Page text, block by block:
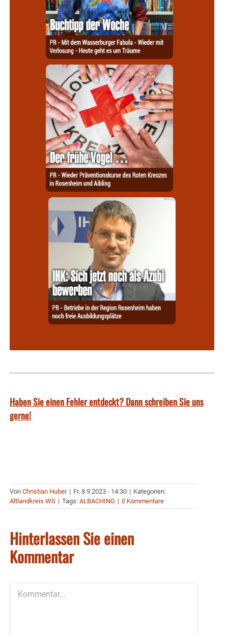
Haben Sie einen Fehler entdeckt? Dann schreiben Sie uns
gerne!
Von Christian Huber | Fr. 8.9.2023 - 14:30 | Kategorien:
Altlandkreis WS | Tags: ALBACHING | 0 Kommentare
Hinterlassen Sie einen
Kommentar